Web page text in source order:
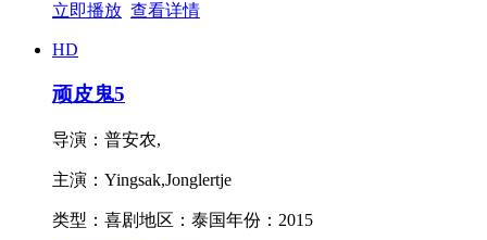
立即播放 查看详情
HD
顽皮鬼5
导演： 普安农,
主演： Yingsak,Jonglertje
类型： 喜剧地区： 泰国年份： 2015